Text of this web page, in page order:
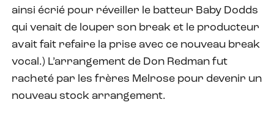
ainsi écrié pour réveiller le batteur Baby Dodds
qui venait de louper son break et le producteur
avait fait refaire la prise avec ce nouveau break
vocal.) L’arrangement de Don Redman fut
racheté par les frères Melrose pour devenir un
nouveau stock arrangement.